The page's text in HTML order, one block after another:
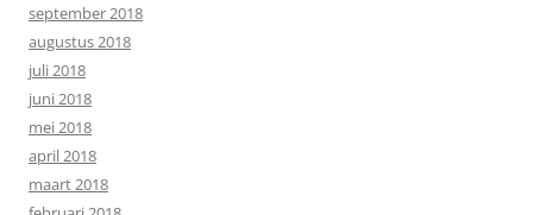
september 2018
augustus 2018
juli 2018
juni 2018
mei 2018
april 2018
maart 2018